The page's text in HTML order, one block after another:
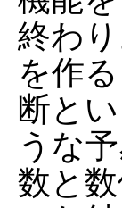
終わ
を作
断と
うな
数と